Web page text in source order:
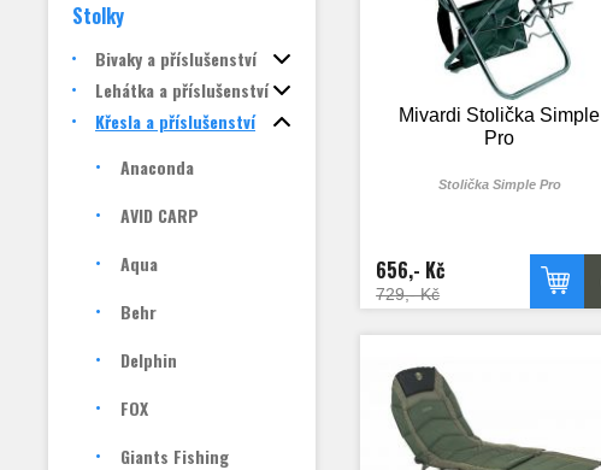
Stolky
Bivaky a příslušenství
Lehátka a příslušenství
Křesla a příslušenství
Anaconda
AVID CARP
Aqua
Behr
Delphin
FOX
Giants Fishing
Mivardi Stolička Simple
Pro
Stolička Simple Pro
656,- Kč
729,- Kč